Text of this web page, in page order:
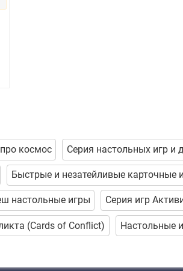
космос Серия настольных игр и
Быстрые и незатейливые карточные
настольные игры Серия игр
(Cards of Сonflict) Настольные